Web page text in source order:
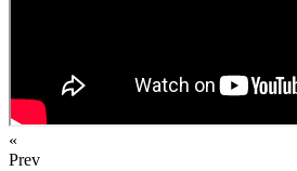
«
Prev